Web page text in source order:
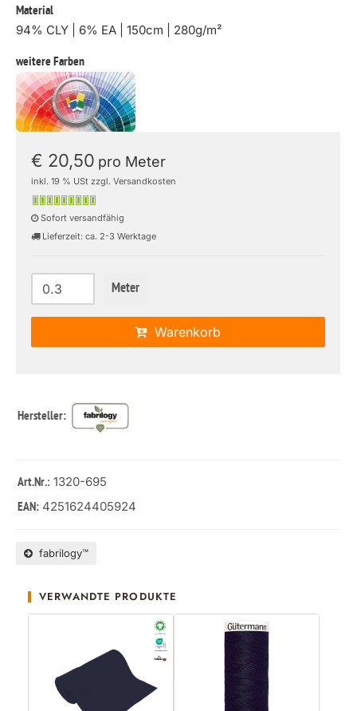
Material
94% CLY | 6% EA | 150cm | 280g/m²
weitere Farben
€ 20,50 pro Meter
inkl. 19 % USt zzgl. Versandkosten
Sofort versandfähig
Lieferzeit: ca. 2-3 Werktage
Meter
Warenkorb
Hersteller:
Art.Nr.: 1320-695
EAN: 4251624405924
fabrilogy™
VERWANDTE PRODUKTE